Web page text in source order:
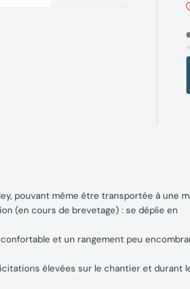
pouvant même être transportée à une
(en cours de brevetage) : se déplie en
et un rangement peu
élevées sur le chantier et durant